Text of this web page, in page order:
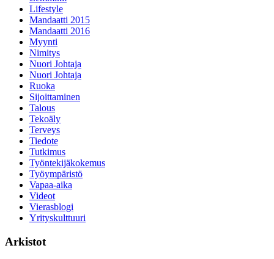
Lifestyle
Mandaatti 2015
Mandaatti 2016
Myynti
Nimitys
Nuori Johtaja
Nuori Johtaja
Ruoka
Sijoittaminen
Talous
Tekoäly
Terveys
Tiedote
Tutkimus
Työntekijäkokemus
Työympäristö
Vapaa-aika
Videot
Vierasblogi
Yrityskulttuuri
Arkistot